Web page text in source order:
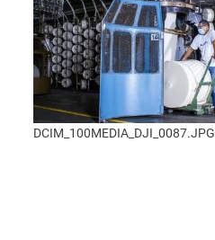
DCIM_100MEDIA_DJI_0087.JPG